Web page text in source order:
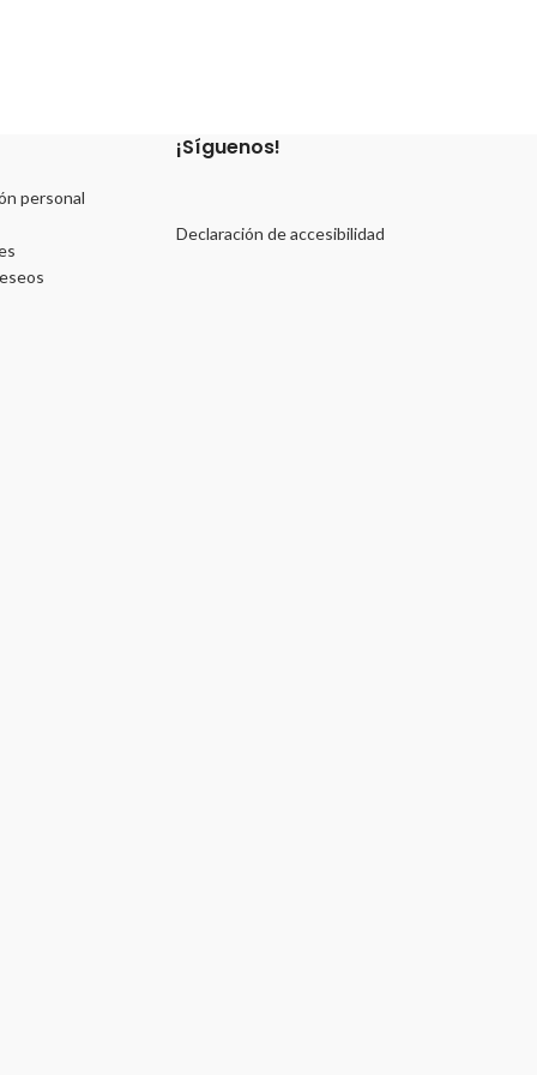
personal
¡Síguenos!
Declaración de accesibilidad